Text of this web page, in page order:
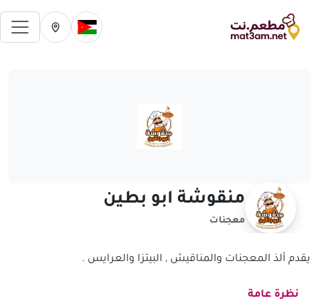
تغيير الدولة الحالية
تغيير المدينة
منقوشة ابو بطين
معجنات
يقدم ألذ المعجنات والمناقيش , البيتزا والعرايس .
نظرة عامة